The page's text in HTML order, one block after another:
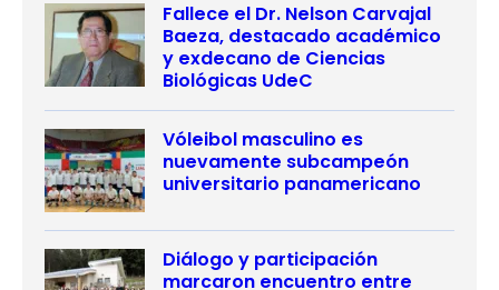
Fallece el Dr. Nelson Carvajal
Baeza, destacado académico
y exdecano de Ciencias
Biológicas UdeC
Vóleibol masculino es
nuevamente subcampeón
universitario panamericano
Diálogo y participación
marcaron encuentro entre